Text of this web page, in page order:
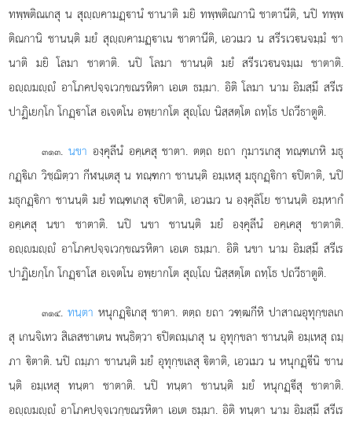
ทพฺพติณเกสุ น สุฺคามฏฺานํ ชานาติ มยิ ทพฺพติณกานิ ชาตานีติ, นปิ ทพฺพ
ติณกานิ ชานนฺติ มยํ สุฺคามฏฺาเน ชาตานีติ, เอวเมว น สรีรเวนจมฺมํ ชา
นาติ มยิ โลมา ชาตาติ. นปิ โลมา ชานนฺติ มยํ สรีรเวนจมฺเม ชาตาติ.
อฺมฺํ อาโภคปจฺจเวกฺขณรหิตา เอเต ธมฺมา. อิติ โลมา นาม อิมสฺมึ สรีเร
ปาฏิเยกฺโก โกฏฺาโส อเจตโน อพฺยากโต สุฺโ นิสฺสตฺโต ถทฺโธ ปถวีธาตูติ.
๓๑๓. นขา องฺคุลีนํ อคฺเคสุ ชาตา. ตตฺถ ยถา กุมารเกสุ ทณฺฑเกหิ มธุ
กฏฺิเก วิชฺฌิตฺวา กีฬนฺเตสุ น ทณฺฑกา ชานนฺติ อมฺเหสุ มธุกฏฺิกา ปิตาติ, นปิ
มธุกฏฺิกา ชานนฺติ มยํ ทณฺฑเกสุ ปิตาติ, เอวเมว น องฺคุลิโย ชานนฺติ อมฺหากํ
อคฺเคสุ นขา ชาตาติ. นปิ นขา ชานนฺติ มยํ องฺคุลีนํ อคฺเคสุ ชาตาติ.
อฺมฺํ อาโภคปจฺจเวกฺขณรหิตา เอเต ธมฺมา. อิติ นขา นาม อิมสฺมึ สรีเร
ปาฏิเยกฺโก โกฏฺาโส อเจตโน อพฺยากโต สุฺโ นิสฺสตฺโต ถทฺโธ ปถวีธาตูติ.
๓๑๔. ทนฺตา หนุกฏฺิเกสุ ชาตา. ตตฺถ ยถา วฑฺฒกีหิ ปาสาณอุทุกฺขลเก
สุ เกนจิเทว สิเลสชาเตน พนฺธิตฺวา ปิตถมฺเภสุ น อุทุกฺขลา ชานนฺติ อมฺเหสุ ถมฺ
ภา ิตาติ. นปิ ถมฺภา ชานนฺติ มยํ อุทุกฺขเลสุ ิตาติ, เอวเมว น หนุกฏฺีนิ ชาน
นฺติ อมฺเหสุ ทนฺตา ชาตาติ. นปิ ทนฺตา ชานนฺติ มยํ หนุกฏฺีสุ ชาตาติ.
อฺมฺํ อาโภคปจฺจเวกฺขณรหิตา เอเต ธมฺมา. อิติ ทนฺตา นาม อิมสฺมึ สรีเร